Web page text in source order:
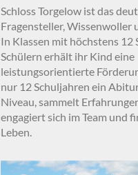
Schloss Torgelow ist das
Fragensteller, Wissenwoller
In Klassen mit höchstens 12
Schülern erhält ihr Kind eine
leistungsorientierte
nur 12 Schuljahren ein
Niveau, sammelt
engagiert sich im Team und
Leben.